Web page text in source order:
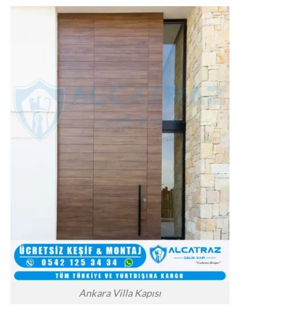
Ankara Villa Kapısı